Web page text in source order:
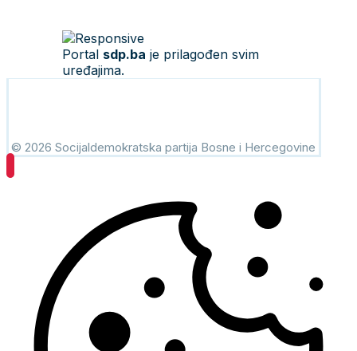
Portal sdp.ba je prilagođen svim
uređajima.
© 2026 Socijaldemokratska partija Bosne i Hercegovine